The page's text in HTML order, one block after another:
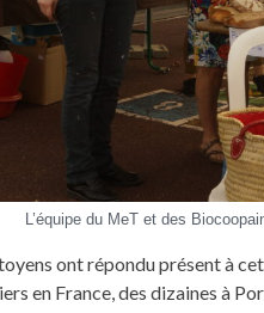
L’équipe du MeT et des
ont répondu présent à
en France, des dizaines à